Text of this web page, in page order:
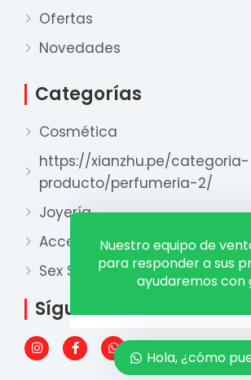
Ofertas
Novedades
Categorías
Cosmética
https://xianzhu.pe/categoria-
producto/perfumeria-2/
Joyería
Accesorios y otros
Sex Shop
Síguenos
I
n
s
F
a
c
W
h
a
para responder a sus
Disponible
Ventas Lima 1
Ventas Lima
Xian Zhu
Hola, ¿cómo